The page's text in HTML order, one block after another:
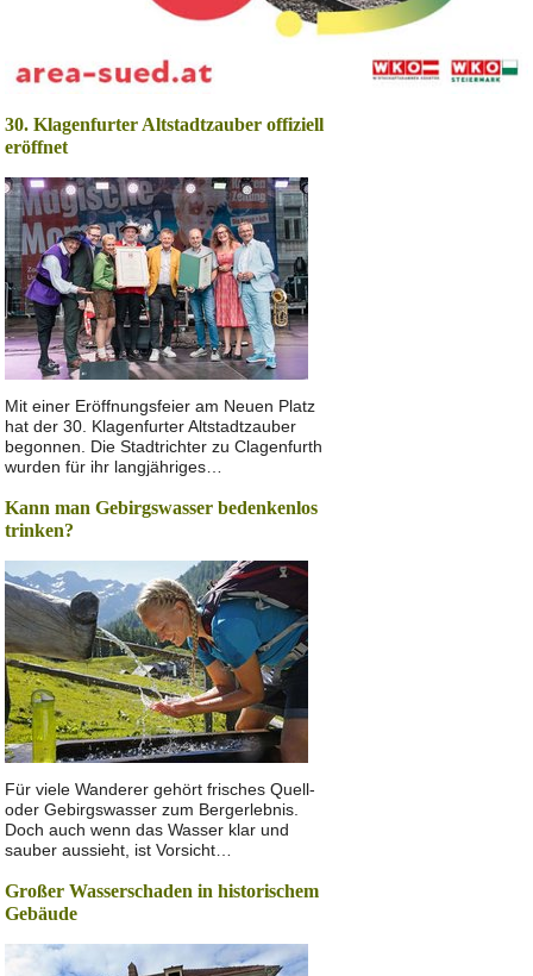
30. Klagenfurter Altstadtzauber offiziell
eröffnet
Mit einer Eröffnungsfeier am Neuen Platz
hat der 30. Klagenfurter Altstadtzauber
begonnen. Die Stadtrichter zu Clagenfurth
wurden für ihr langjähriges…
Kann man Gebirgswasser bedenkenlos
trinken?
Für viele Wanderer gehört frisches Quell-
oder Gebirgswasser zum Bergerlebnis.
Doch auch wenn das Wasser klar und
sauber aussieht, ist Vorsicht…
Großer Wasserschaden in historischem
Gebäude